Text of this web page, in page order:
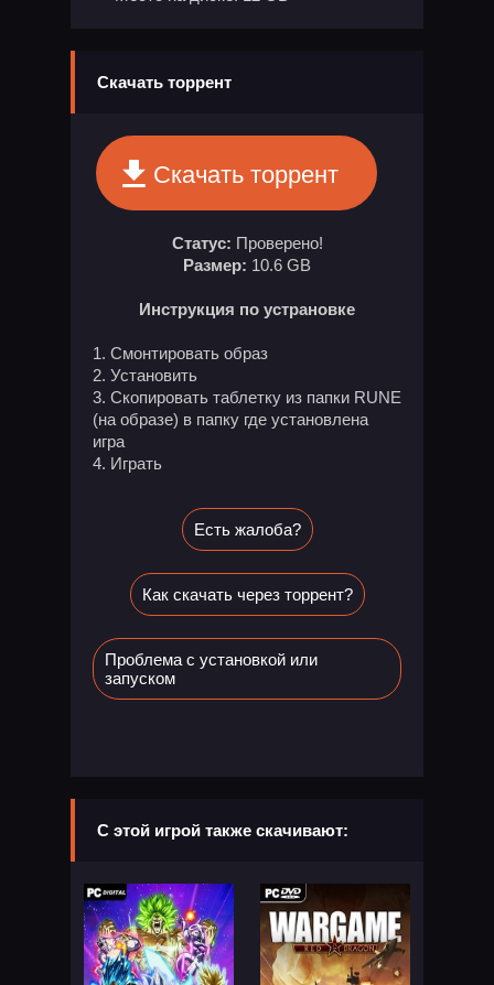
Скачать торрент
Скачать торрент
Статус: Проверено!
Размер: 10.6 GB
Инструкция по устрановке
1. Смонтировать образ
2. Установить
3. Скопировать таблетку из папки RUNE
(на образе) в папку где установлена
игра
4. Играть
Есть жалоба?
Как скачать через торрент?
Проблема с установкой или
запуском
С этой игрой также скачивают: